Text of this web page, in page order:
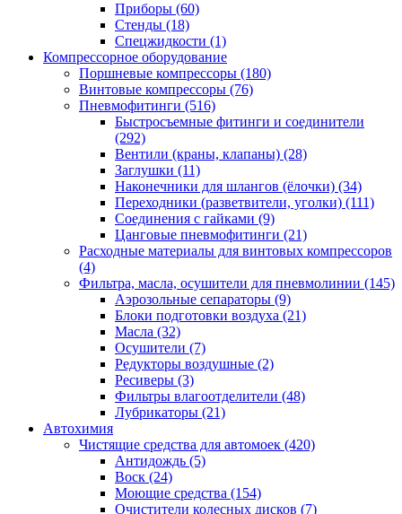
Приборы (60)
Стенды (18)
Спецжидкости (1)
Компрессорное оборудование
Поршневые компрессоры (180)
Винтовые компрессоры (76)
Пневмофитинги (516)
Быстросъемные фитинги и соединители
(292)
Вентили (краны, клапаны) (28)
Заглушки (11)
Наконечники для шлангов (ёлочки) (34)
Переходники (разветвители, уголки) (111)
Соединения с гайками (9)
Цанговые пневмофитинги (21)
Расходные материалы для винтовых компрессоров
(4)
Фильтра, масла, осушители для пневмолинии (145)
Аэрозольные сепараторы (9)
Блоки подготовки воздуха (21)
Масла (32)
Осушители (7)
Редукторы воздушные (2)
Ресиверы (3)
Фильтры влагоотделители (48)
Лубрикаторы (21)
Автохимия
Чистящие средства для автомоек (420)
Антидождь (5)
Воск (24)
Моющие средства (154)
Очистители колесных дисков (7)